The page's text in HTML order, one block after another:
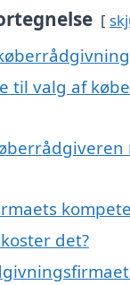
til valg af
det?